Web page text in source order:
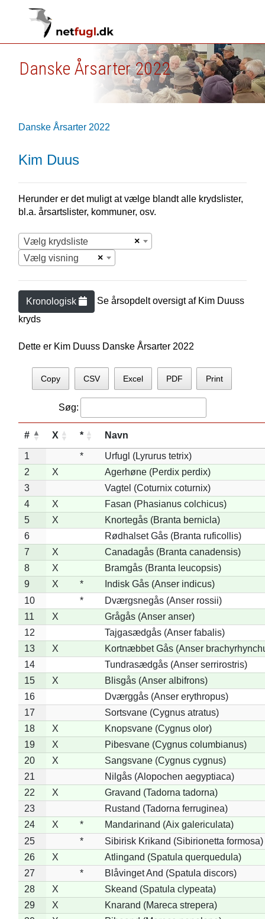
Danske Årsarter 2022
Danske Årsarter 2022
Kim Duus
Herunder er det muligt at vælge blandt alle krydslister,
bl.a. årsartslister, kommuner, osv.
×
Vælg krydsliste
×
Vælg visning
Kronologisk Se årsopdelt oversigt af Kim Duuss
kryds
Dette er Kim Duuss Danske Årsarter 2022
Copy CSV Excel PDF Print
Søg:
# X * Navn
1 *
Urfugl (Lyrurus tetrix)
2
X
Agerhøne (Perdix perdix)
3
Vagtel (Coturnix coturnix)
4
X
Fasan (Phasianus colchicus)
5
X
Knortegås (Branta bernicla)
6
Rødhalset Gås (Branta ruficollis)
7
X
Canadagås (Branta canadensis)
8
X
Bramgås (Branta leucopsis)
9
X *
Indisk Gås (Anser indicus)
10
*
Dværgsnegås (Anser rossii)
11
X
Grågås (Anser anser)
12
Tajgasædgås (Anser fabalis)
13
X
Kortnæbbet Gås (Anser
14
Tundrasædgås (Anser serrirostris)
15
X
Blisgås (Anser albifrons)
16
Dværggås (Anser erythropus)
17
Sortsvane (Cygnus atratus)
18
X
Knopsvane (Cygnus olor)
19
X
Pibesvane (Cygnus columbianus)
20
X
Sangsvane (Cygnus cygnus)
21
Nilgås (Alopochen aegyptiaca)
22
X
Gravand (Tadorna tadorna)
23
Rustand (Tadorna ferruginea)
24
X *
Mandarinand (Aix galericulata)
25
*
Sibirisk Krikand (Sibirionetta formosa)
26
X
Atlingand (Spatula querquedula)
27
*
Blåvinget And (Spatula discors)
28
X
Skeand (Spatula clypeata)
29
X
Knarand (Mareca strepera)